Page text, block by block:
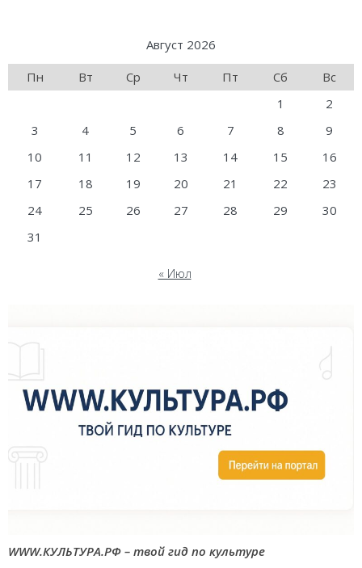
Август 2026
Пн
Вт Ср Чт Пт Сб
Вс
1
2
3
4 5 6 7 8
9
10
11 12 13 14 15
16
17
18 19 20 21 22
23
24
25 26 27 28 29
30
31
« Июл
WWW.КУЛЬТУРА.РФ – твой гид по культуре